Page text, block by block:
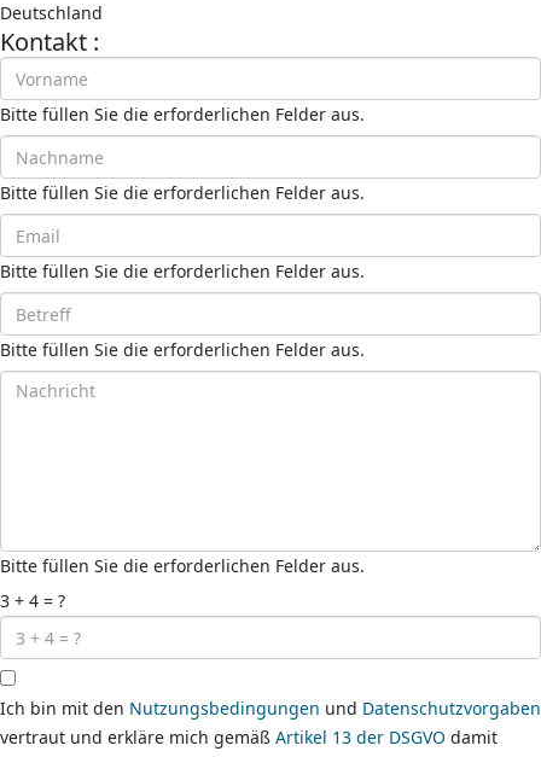
Deutschland
Kontakt :
Bitte füllen Sie die erforderlichen Felder aus.
Bitte füllen Sie die erforderlichen Felder aus.
Bitte füllen Sie die erforderlichen Felder aus.
Bitte füllen Sie die erforderlichen Felder aus.
Bitte füllen Sie die erforderlichen Felder aus.
3 + 4 = ?
Ich bin mit den Nutzungsbedingungen und Datenschutzvorgaben
vertraut und erkläre mich gemäß Artikel 13 der DSGVO damit